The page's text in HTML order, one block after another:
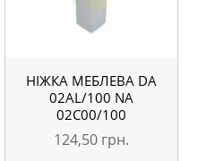
НІЖКА МЕБЛЕВА DA
02AL/100 NА
02С00/100
124,50 грн.